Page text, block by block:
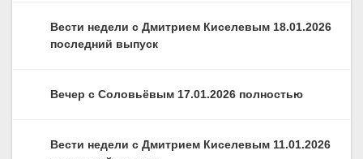
Вести недели с Дмитрием Киселевым 18.01.2026
последний выпуск
Вечер с Соловьёвым 17.01.2026 полностью
Вести недели с Дмитрием Киселевым 11.01.2026